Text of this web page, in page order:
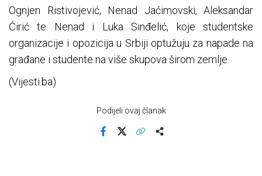
Ognjen Ristivojević, Nenad Jaćimovski, Aleksandar
Ćirić te Nenad i Luka Sinđelić, koje studentske
organizacije i opozicija u Srbiji optužuju za napade na
građane i studente na više skupova širom zemlje.
(Vijesti.ba)
Podijeli ovaj članak